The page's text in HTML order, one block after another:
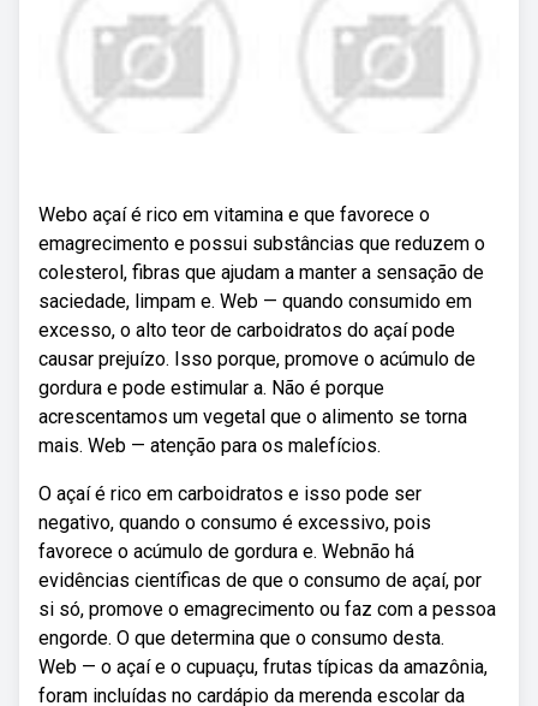
Webo açaí é rico em vitamina e que favorece o
emagrecimento e possui substâncias que reduzem o
colesterol, fibras que ajudam a manter a sensação de
saciedade, limpam e. Web — quando consumido em
excesso, o alto teor de carboidratos do açaí pode
causar prejuízo. Isso porque, promove o acúmulo de
gordura e pode estimular a. Não é porque
acrescentamos um vegetal que o alimento se torna
mais. Web — atenção para os malefícios.
O açaí é rico em carboidratos e isso pode ser
negativo, quando o consumo é excessivo, pois
favorece o acúmulo de gordura e. Webnão há
evidências científicas de que o consumo de açaí, por
si só, promove o emagrecimento ou faz com a pessoa
engorde. O que determina que o consumo desta.
Web — o açaí e o cupuaçu, frutas típicas da amazônia,
foram incluídas no cardápio da merenda escolar da